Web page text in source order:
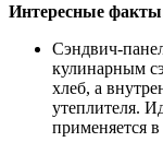
Интересные
Сэндвич-
кулинарным
хлеб, а
утеплителя.
применяется